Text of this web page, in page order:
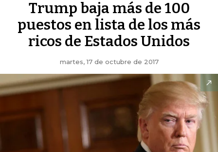
Trump baja más de 100
puestos en lista de los más
ricos de Estados Unidos
martes, 17 de octubre de 2017